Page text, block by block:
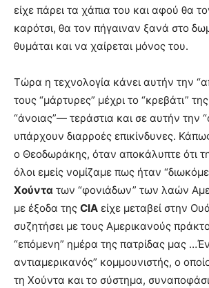
είχε πάρει τα χάπια του και αφού θα
καρότσι, θα τον πήγαιναν ξανά στο
θυμάται και να χαίρεται μόνος του.
Τώρα η τεχνολογία κάνει αυτήν την
τους “μάρτυρες” μέχρι το “κρεβάτι”
“άνοιας”— τεράστια και σε αυτήν την
υπάρχουν διαρροές επικίνδυνες.
ο Θεοδωράκης, όταν αποκάλυπτε ότι
όλοι εμείς νομίζαμε πως ήταν
Χούντα των “φονιάδων” των λαών
με έξοδα της CIA είχε μεταβεί στην
συζητήσει με τους Αμερικανούς
“επόμενη” ημέρα της πατρίδας μας
αντιαμερικανός” κομμουνιστής, ο
τη Χούντα και το σύστημα,